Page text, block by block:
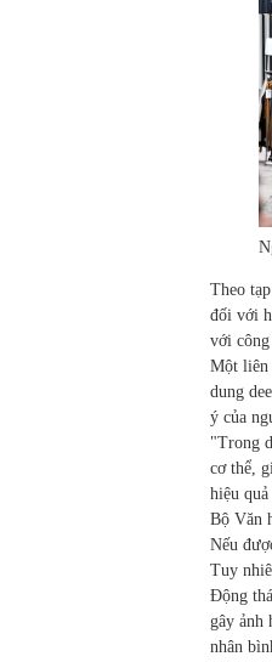
Theo
đối với
với
Một liên
dung
ý của
"Trong
cơ thể,
hiệu
Bộ Văn
Nếu
Tuy
Động
gây ảnh
nhân